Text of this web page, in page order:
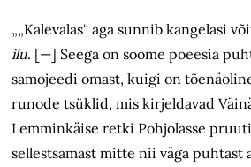
„„Kalevalas“ aga sunnib kangelasi
ilu. [—] Seega on soome poeesia
samojeedi omast, kuigi on
runode tsüklid, mis kirjeldavad
Lemminkäise retki Pohjolasse
sellestsamast mitte nii väga puhtast